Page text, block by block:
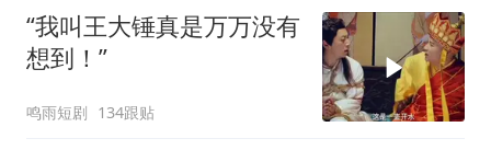
“我叫王大锤真是万万没有
想到！”
鸣雨短剧 134跟贴